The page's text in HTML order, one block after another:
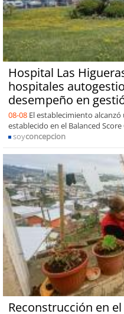
Hospital Las
hospitales
desempeño en
08-08 El establecimiento
establecido en el Balanced
soyconcepcion
Reconstrucción en